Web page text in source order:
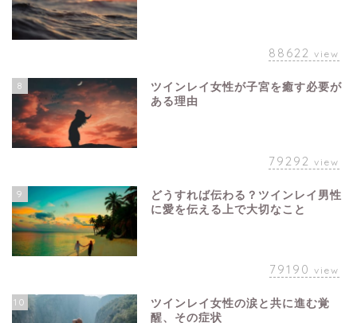
88622 view
8
ツインレイ女性が子宮を癒す必要が
ある理由
79292 view
9
どうすれば伝わる？ツインレイ男性
に愛を伝える上で大切なこと
79190 view
10
ツインレイ女性の涙と共に進む覚
醒、その症状